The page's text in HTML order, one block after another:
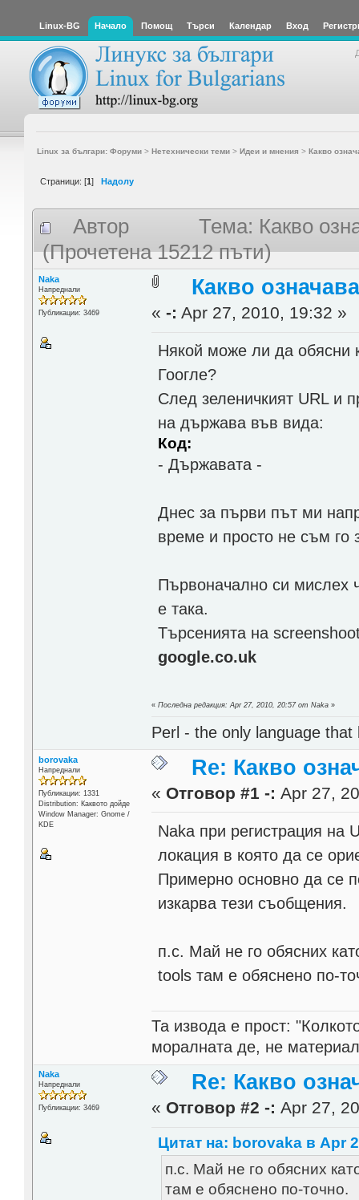
Linux-BG Начало Помощ Търси Календар Вход
Linux за българи: Форуми> Нетехнически теми> Идеи и мнения > Какво
Страници: [1] Надолу
Автор
Тема: Какво
(Прочетена 15212 пъти)
Naka
Напреднали
Публикации: 3469
Какво
«-: Apr 27, 2010, 19:32 »
Някой може ли да обясни
Гоогле?
След зеленичкият URL и
на държава във вида:
Код:
- Държавата -
Днес за първи път ми
време и просто не съм го
Първоначално си мислех
е така.
Търсенията на
google.co.uk
«Последна редакция: Apr 27, 2010, 20:57 от Naka »
Perl - the only language
borovaka
Напреднали
Публикации: 1331
Distribution: Каквото дойде
Window Manager: Gnome /
KDE
Re: Какво
« Отговор #1 -: Apr 27,
Naka при регистрация
локация в която да се
Примерно основно да се
изкарва тези съобщения.
п.с. Май не го обясних
tools там е обяснено по-
Та извода е прост:
моралната де, не
Naka
Напреднали
Публикации: 3469
Re: Какво
« Отговор #2 -: Apr 27,
Цитат на: borovaka в Apr
п.с. Май не го обясних
там е обяснено по-точно.